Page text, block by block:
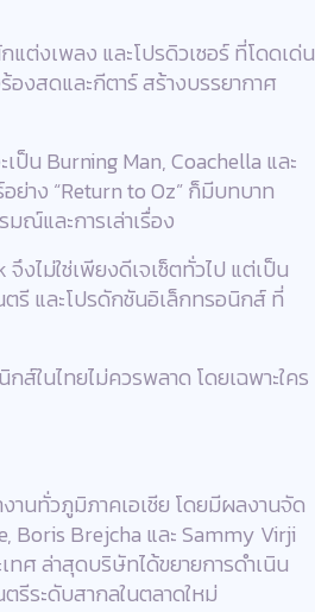
ต่งเพลง และโปรดิวเซอร์ ที่โดดเด่น
งสดและกีตาร์ สร้างบรรยากาศ
ป็น Burning Man, Coachella และ
าง “Return to Oz” ก็มีบทบาท
ณ์และการเล่าเรื่อง
ไม่ใช่เพียงดีเจเซ็ตทั่วไป แต่เป็น
รี และโปรดักชันอิเล็กทรอนิกส์ ที่
ในไทยไม่ควรพลาด โดยเฉพาะใคร
านทั่วภูมิภาคเอเชีย โดยมีผลงานจัด
Boris Brejcha และ Sammy Virji
ศ ล่าสุดบริษัทได้ขยายการดำเนิน
รีระดับสากลในตลาดใหม่